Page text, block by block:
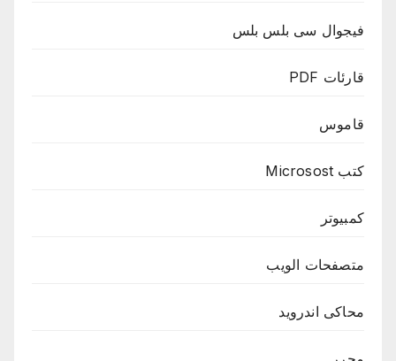
فيجوال سى بلس بلس
قارئات PDF
قاموس
كتب Microsost
كمبيوتر
متصفحات الويب
محاكى اندرويد